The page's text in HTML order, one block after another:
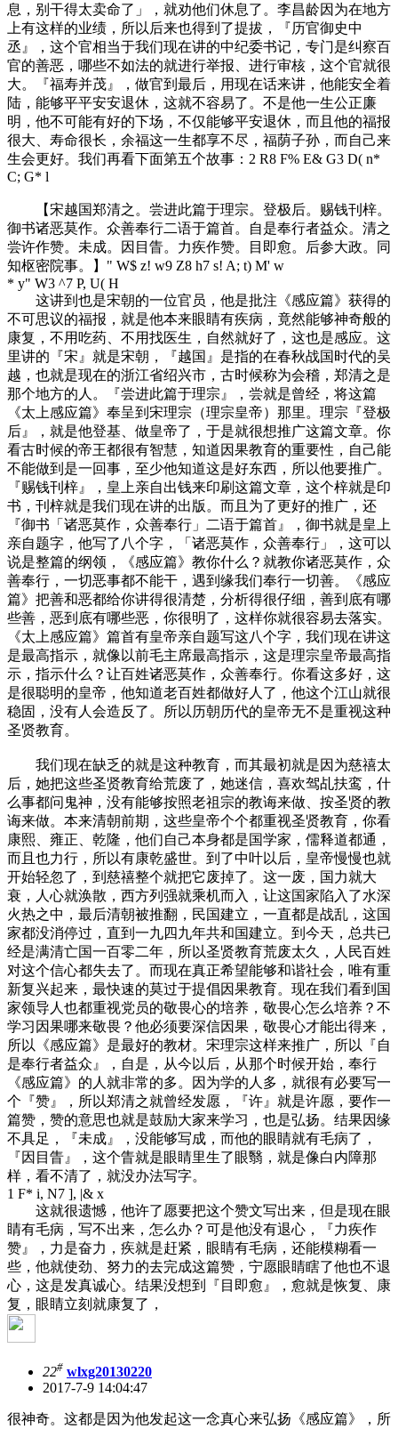
息，别干得太卖命了」，就劝他们休息了。李昌龄因为在地方
上有这样的业绩，所以后来也得到了提拔，『历官御史中
丞』，这个官相当于我们现在讲的中纪委书记，专门是纠察百
官的善恶，哪些不如法的就进行举报、进行审核，这个官就很
大。『福寿并茂』，做官到最后，用现在话来讲，他能安全着
陆，能够平平安安退休，这就不容易了。不是他一生公正廉
明，他不可能有好的下场，不仅能够平安退休，而且他的福报
很大、寿命很长，余福这一生都享不尽，福荫子孙，而自己来
生会更好。我们再看下面第五个故事： 2 R8 F% E& G3 D( n*
C; G* l
【宋越国郑清之。尝进此篇于理宗。登极后。赐钱刊梓。
御书诸恶莫作。众善奉行二语于篇首。自是奉行者益众。清之
尝许作赞。未成。因目眚。力疾作赞。目即愈。后参大政。同
知枢密院事。】 " W$ z! w9 Z8 h7 s! A; t) M' w
* y" W3 ^7 P, U( H
这讲到也是宋朝的一位官员，他是批注《感应篇》获得的
不可思议的福报，就是他本来眼睛有疾病，竟然能够神奇般的
康复，不用吃药、不用找医生，自然就好了，这也是感应。这
里讲的『宋』就是宋朝，『越国』是指的在春秋战国时代的吴
越，也就是现在的浙江省绍兴市，古时候称为会稽，郑清之是
那个地方的人。『尝进此篇于理宗』，尝就是曾经，将这篇
《太上感应篇》奉呈到宋理宗（理宗皇帝）那里。理宗『登极
后』，就是他登基、做皇帝了，于是就很想推广这篇文章。你
看古时候的帝王都很有智慧，知道因果教育的重要性，自己能
不能做到是一回事，至少他知道这是好东西，所以他要推广。
『赐钱刊梓』，皇上亲自出钱来印刷这篇文章，这个梓就是印
书，刊梓就是我们现在讲的出版。而且为了更好的推广，还
『御书「诸恶莫作，众善奉行」二语于篇首』，御书就是皇上
亲自题字，他写了八个字，「诸恶莫作，众善奉行」，这可以
说是整篇的纲领，《感应篇》教你什么？就教你诸恶莫作，众
善奉行，一切恶事都不能干，遇到缘我们奉行一切善。《感应
篇》把善和恶都给你讲得很清楚，分析得很仔细，善到底有哪
些善，恶到底有哪些恶，你很明了，这样你就很容易去落实。
《太上感应篇》篇首有皇帝亲自题写这八个字，我们现在讲这
是最高指示，就像以前毛主席最高指示，这是理宗皇帝最高指
示，指示什么？让百姓诸恶莫作，众善奉行。你看这多好，这
是很聪明的皇帝，他知道老百姓都做好人了，他这个江山就很
稳固，没有人会造反了。所以历朝历代的皇帝无不是重视这种
圣贤教育。
我们现在缺乏的就是这种教育，而其最初就是因为慈禧太
后，她把这些圣贤教育给荒废了，她迷信，喜欢驾乩扶鸾，什
么事都问鬼神，没有能够按照老祖宗的教诲来做、按圣贤的教
诲来做。本来清朝前期，这些皇帝个个都重视圣贤教育，你看
康熙、雍正、乾隆，他们自己本身都是国学家，儒释道都通，
而且也力行，所以有康乾盛世。到了中叶以后，皇帝慢慢也就
开始轻忽了，到慈禧整个就把它废掉了。这一废，国力就大
衰，人心就涣散，西方列强就乘机而入，让这国家陷入了水深
火热之中，最后清朝被推翻，民国建立，一直都是战乱，这国
家都没消停过，直到一九四九年共和国建立。到今天，总共已
经是满清亡国一百零二年，所以圣贤教育荒废太久，人民百姓
对这个信心都失去了。而现在真正希望能够和谐社会，唯有重
新复兴起来，最快速的莫过于提倡因果教育。现在我们看到国
家领导人也都重视党员的敬畏心的培养，敬畏心怎么培养？不
学习因果哪来敬畏？他必须要深信因果，敬畏心才能出得来，
所以《感应篇》是最好的教材。宋理宗这样来推广，所以『自
是奉行者益众』，自是，从今以后，从那个时候开始，奉行
《感应篇》的人就非常的多。因为学的人多，就很有必要写一
个『赞』，所以郑清之就曾经发愿，『许』就是许愿，要作一
篇赞，赞的意思也就是鼓励大家来学习，也是弘扬。结果因缘
不具足，『未成』，没能够写成，而他的眼睛就有毛病了，
『因目眚』，这个眚就是眼睛里生了眼翳，就是像白内障那
样，看不清了，就没办法写字。
1 F* i, N7 ], |& x
这就很遗憾，他许了愿要把这个赞文写出来，但是现在眼
睛有毛病，写不出来，怎么办？可是他没有退心，『力疾作
赞』，力是奋力，疾就是赶紧，眼睛有毛病，还能模糊看一
些，他就使劲、努力的去完成这篇赞，宁愿眼睛瞎了他也不退
心，这是发真诚心。结果没想到『目即愈』，愈就是恢复、康
复，眼睛立刻就康复了，
22# wlxg20130220
2017-7-9 14:04:47
很神奇。这都是因为他发起这一念真心来弘扬《感应篇》，所